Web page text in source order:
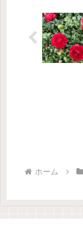
ホーム